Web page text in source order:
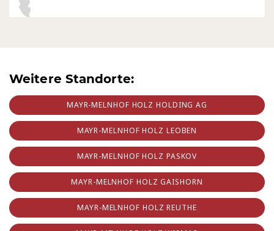
Weitere Standorte:
MAYR-MELNHOF HOLZ HOLDING AG
MAYR-MELNHOF HOLZ LEOBEN
MAYR-MELNHOF HOLZ PASKOV
MAYR-MELNHOF HOLZ GAISHORN
MAYR-MELNHOF HOLZ REUTHE